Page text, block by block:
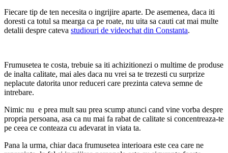
Fiecare tip de ten necesita o ingrijire aparte. De asemenea, daca iti
doresti ca totul sa mearga ca pe roate, nu uita sa cauti cat mai multe
detalii despre cateva studiouri de videochat din Constanta.
Frumusetea te costa, trebuie sa iti achizitionezi o multime de produse
de inalta calitate, mai ales daca nu vrei sa te trezesti cu surprize
neplacute datorita unor reduceri care prezinta cateva semne de
intrebare.
Nimic nu e prea mult sau prea scump atunci cand vine vorba despre
propria persoana, asa ca nu mai fa rabat de calitate si concentreaza-te
pe ceea ce conteaza cu adevarat in viata ta.
Pana la urma, chiar daca frumusetea interioara este cea care ne